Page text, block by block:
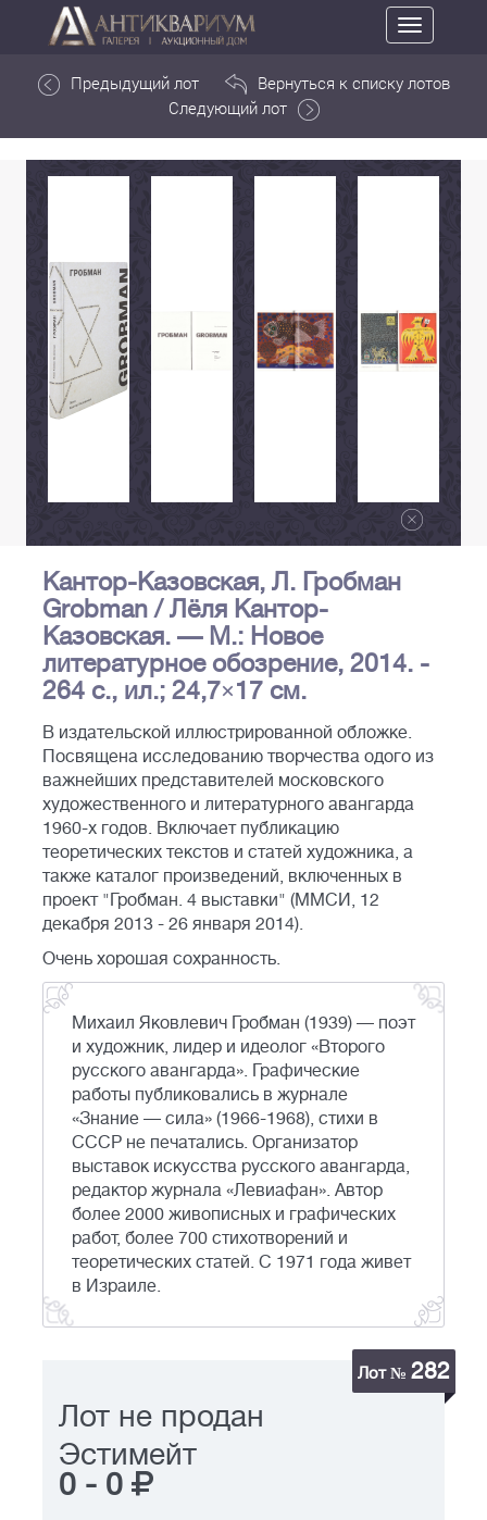
Toggle
navigation
Предыдущий лот
Вернуться к списку лотов
Следующий лот
Кантор-Казовская, Л. Гробман
Grobman / Лёля Кантор-
Казовская. — М.: Новое
литературное обозрение, 2014. -
264 с., ил.; 24,7×17 см.
В издательской иллюстрированной обложке.
Посвящена исследованию творчества одого из
важнейших представителей московского
художественного и литературного авангарда
1960-х годов. Включает публикацию
теоретических текстов и статей художника, а
также каталог произведений, включенных в
проект "Гробман. 4 выставки" (ММСИ, 12
декабря 2013 - 26 января 2014).
Очень хорошая сохранность.
Михаил Яковлевич Гробман (1939) — поэт
и художник, лидер и идеолог «Второго
русского авангарда». Графические
работы публиковались в журнале
«Знание — сила» (1966-1968), стихи в
СССР не печатались. Организатор
выставок искусства русского авангарда,
редактор журнала «Левиафан». Автор
более 2000 живописных и графических
работ, более 700 стихотворений и
теоретических статей. С 1971 года живет
в Израиле.
Лот № 282
Лот не продан
Эстимейт
0 - 0